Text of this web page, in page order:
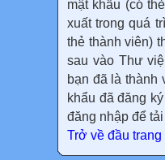
mật khẩu (có
xuất trong quá
thẻ thành viên)
sau vào Thư
bạn đã là thành
khẩu đã đăng
đăng nhập để
Trở về đầu trang